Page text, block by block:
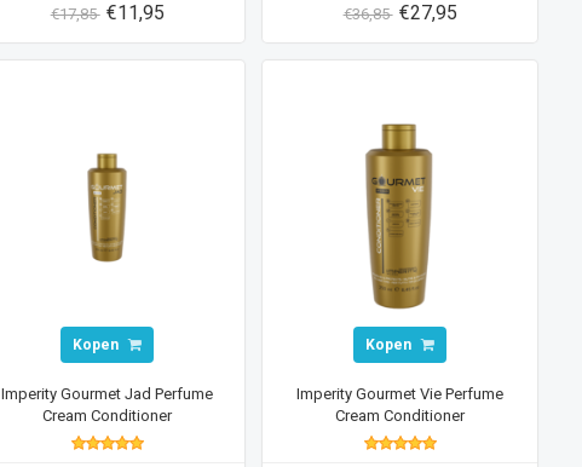
€17,85 €11,95 €36,85 €27,95
Kopen
Imperity Gourmet Jad Perfume
Cream Conditioner
Kopen
Imperity Gourmet Vie Perfume
Cream Conditioner